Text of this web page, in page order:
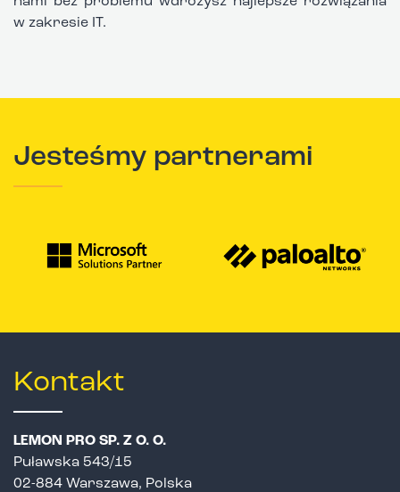
w zakresie IT.
Jesteśmy partnerami
Kontakt
LEMON PRO SP. Z O. O.
Puławska 543/15
02-884 Warszawa, Polska